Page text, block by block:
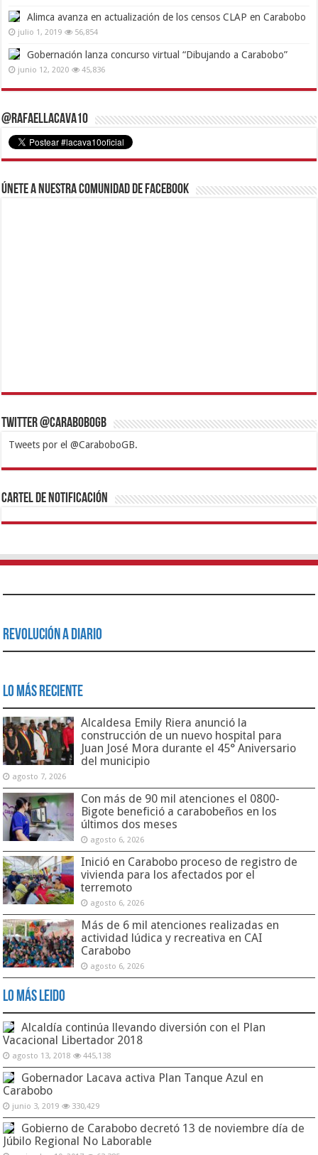
Alimca avanza en actualización de los censos CLAP en Carabobo
julio 1, 2019 56,854
Gobernación lanza concurso virtual “Dibujando a Carabobo”
junio 12, 2020 45,836
@RafaelLacava10
Únete a nuestra comunidad de Facebook
Twitter @CaraboboGB
Tweets por el @CaraboboGB.
1xbetBetturkeyBetistKralbetSupertotobetTipobetMatadorbetMariobet
https://mvbcasino.com/
Cartel de Notificación
Revolución a Diario
Lo Más Reciente
Alcaldesa Emily Riera anunció la
construcción de un nuevo hospital para
Juan José Mora durante el 45° Aniversario
del municipio
agosto 7, 2026
Con más de 90 mil atenciones el 0800-
Bigote benefició a carabobeños en los
últimos dos meses
agosto 6, 2026
Inició en Carabobo proceso de registro de
vivienda para los afectados por el
terremoto
agosto 6, 2026
Más de 6 mil atenciones realizadas en
actividad lúdica y recreativa en CAI
Carabobo
agosto 6, 2026
Lo Más Leido
Alcaldía continúa llevando diversión con el Plan
Vacacional Libertador 2018
agosto 13, 2018 445,138
Gobernador Lacava activa Plan Tanque Azul en
Carabobo
junio 3, 2019 330,429
Gobierno de Carabobo decretó 13 de noviembre día de
Júbilo Regional No Laborable